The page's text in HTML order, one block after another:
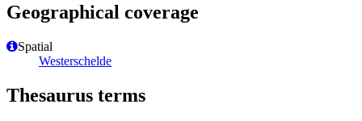
Geographical coverage
Spatial
Westerschelde
Thesaurus terms